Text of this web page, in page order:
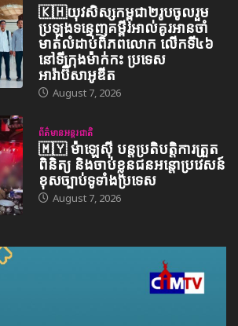
🇰🇭យុវសិស្សកម្ពុជា២រូបចូលរួម
ប្រឡងទន្ទេញគម្ពីរអាល់គូរអានចាំ
មាត់លំដាប់ពិភពលោក លើកទី៤៦
នៅទីក្រុងម៉ាក់កះ ប្រទេស
អារ៉ាប៊ីសាអូឌីត
August 7, 2026
ព័ត៌មានអន្តរជាតិ
🇲🇾 ម៉ាឡេស៊ី បន្តប្រតិបត្តិការត្រួត
ពិនិត្យ និងចាប់ខ្លួនជនអន្តោប្រវេសន៍
ខុសច្បាប់ទូទាំងប្រទេស
August 7, 2026